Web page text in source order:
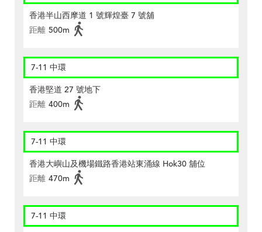
香港半山西摩道 1 號輝煌臺 7 號舖
距離 500m
7-11 中環
香港堅道 27 號地下
距離 400m
7-11 中環
香港大嶼山及機場鐵路香港站東涌線 Hok30 舖位
距離 470m
7-11 中環